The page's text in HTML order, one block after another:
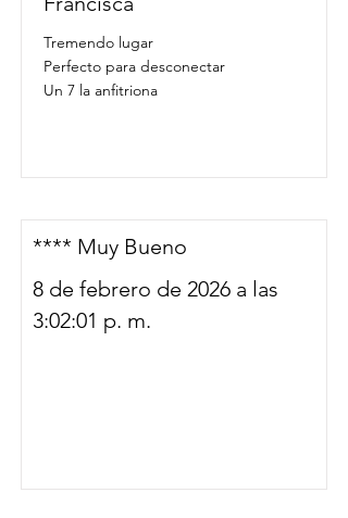
Tremendo lugar
Perfecto para desconectar
Un 7 la anfitriona
**** Muy Bueno
8 de febrero de 2026 a las
3:02:01 p. m.